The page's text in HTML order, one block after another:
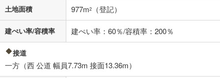
土地面積 977m2 （登記）
建ぺい率/容積率 建ぺい率：60％/容積率：200％
接道
一方（西 公道 幅員7.73m 接面13.36m）